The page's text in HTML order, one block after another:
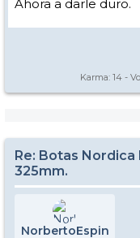
Ahora a darle duro.
Karma: 14 -
Re: Botas Nordica
325mm.
NorbertoEspin